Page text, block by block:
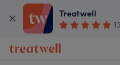
Treatwell